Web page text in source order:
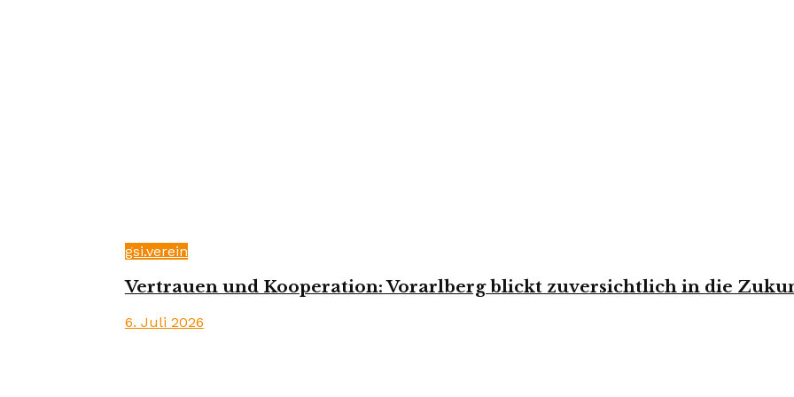
gsi.verein
Vertrauen und Kooperation: Vorarlberg blickt zuversichtlich in die
6. Juli 2026